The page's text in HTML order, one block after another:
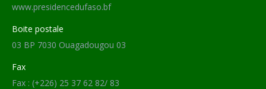
www.presidencedufaso.bf
Boite postale
03 BP 7030 Ouagadougou 03
Fax
Fax : (+226) 25 37 62 82/ 83